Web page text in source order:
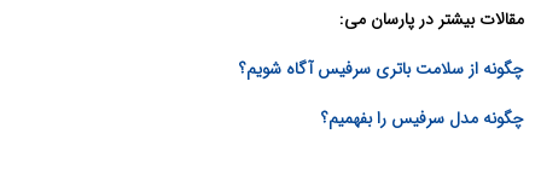
مقالات بیشتر در پارسان می:
چگونه از سلامت باتری سرفیس آگاه شویم؟
چگونه مدل سرفیس را بفهمیم؟